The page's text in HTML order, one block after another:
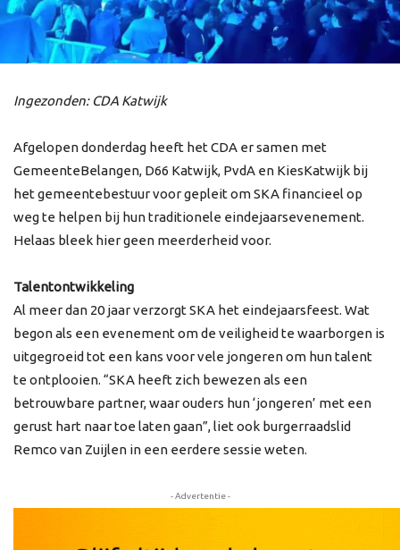
Ingezonden: CDA Katwijk
Afgelopen donderdag heeft het CDA er samen met
GemeenteBelangen, D66 Katwijk, PvdA en KiesKatwijk bij
het gemeentebestuur voor gepleit om SKA financieel op
weg te helpen bij hun traditionele eindejaarsevenement.
Helaas bleek hier geen meerderheid voor.
Talentontwikkeling
Al meer dan 20 jaar verzorgt SKA het eindejaarsfeest. Wat
begon als een evenement om de veiligheid te waarborgen is
uitgegroeid tot een kans voor vele jongeren om hun talent
te ontplooien. “SKA heeft zich bewezen als een
betrouwbare partner, waar ouders hun ‘jongeren’ met een
gerust hart naar toe laten gaan”, liet ook burgerraadslid
Remco van Zuijlen in een eerdere sessie weten.
- Advertentie -